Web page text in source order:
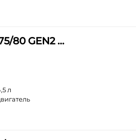
CLARK C 60/70/75/80 GEN2 Series
л